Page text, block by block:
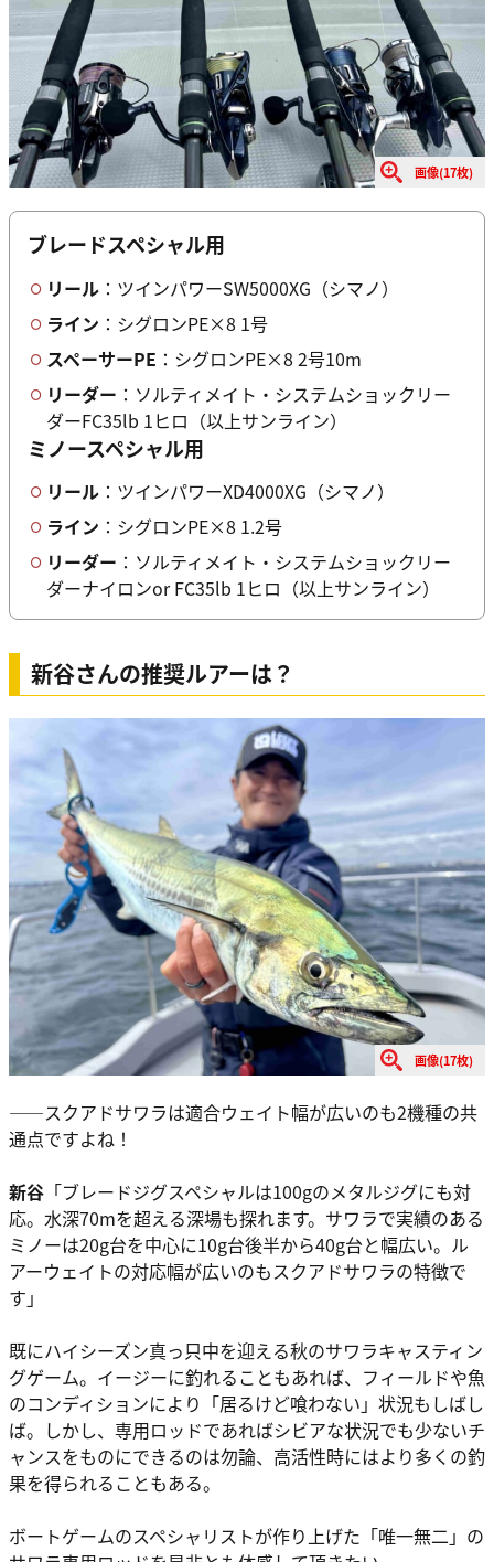
画像(17枚)
ブレードスペシャル用
リール ：ツインパワーSW5000XG（シマノ）
ライン ：シグロンPE×8 1号
スペーサーPE ：シグロンPE×8 2号10m
リーダー ：ソルティメイト・システムショックリー
ダーFC35lb 1ヒロ（以上サンライン）
ミノースペシャル用
リール ：ツインパワーXD4000XG（シマノ）
ライン ：シグロンPE×8 1.2号
リーダー ：ソルティメイト・システムショックリー
ダーナイロンor FC35lb 1ヒロ（以上サンライン）
新谷さんの推奨ルアーは？
画像(17枚)
――スクアドサワラは適合ウェイト幅が広いのも2機種の共
通点ですよね！
新谷 「ブレードジグスペシャルは100gのメタルジグにも対
応。水深70mを超える深場も探れます。サワラで実績のある
ミノーは20g台を中心に10g台後半から40g台と幅広い。ル
アーウェイトの対応幅が広いのもスクアドサワラの特徴で
す」
既にハイシーズン真っ只中を迎える秋のサワラキャスティン
グゲーム。イージーに釣れることもあれば、フィールドや魚
のコンディションにより「居るけど喰わない」状況もしばし
ば。しかし、専用ロッドであればシビアな状況でも少ないチ
ャンスをものにできるのは勿論、高活性時にはより多くの釣
果を得られることもある。
ボートゲームのスペシャリストが作り上げた「唯一無二」の